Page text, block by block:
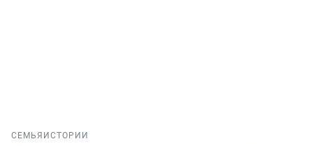
СЕМЬЯ ИСТОРИИ